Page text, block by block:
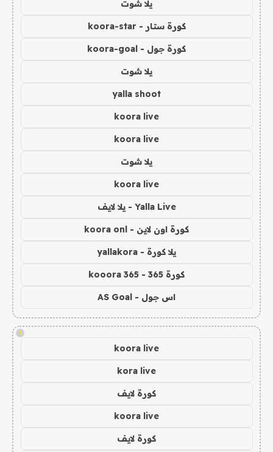
يلا شوت
كورة ستار - koora-star
كورة جول - koora-goal
يلا شوت
yalla shoot
koora live
koora live
يلا شوت
koora live
Yalla Live - يلا لايف
كورة اون لاين - koora onl
يلا كورة - yallakora
كورة 365 - kooora 365
اس جول - AS Goal
!
koora live
kora live
كورة لايف
koora live
كورة لايف